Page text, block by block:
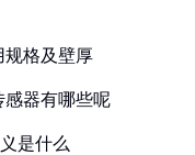
规格及壁厚
感器有哪些呢
是什么